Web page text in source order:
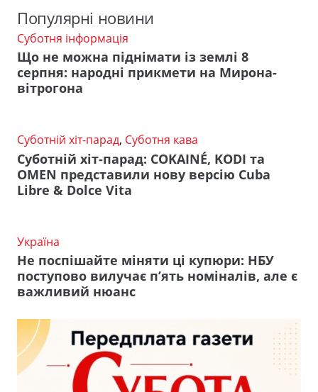
Популярні новини
Суботня інформація
Що не можна піднімати із землі 8
серпня: народні прикмети на Мирона-
вітрогона
Суботній хіт-парад, Суботня кава
Суботній хіт-парад: COKAINÉ, KODI та
OMEN представили нову версію Cuba
Libre & Dolce Vita
Україна
Не поспішайте міняти ці купюри: НБУ
поступово вилучає п’ять номіналів, але є
важливий нюанс